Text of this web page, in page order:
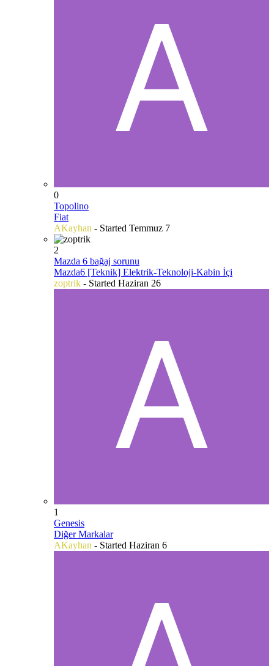
0
Topolino
Fiat
AKayhan - Started Temmuz 7
2
Mazda 6 bağaj sorunu
Mazda6 [Teknik] Elektrik-Teknoloji-Kabin İçi
zoptrik - Started Haziran 26
1
Genesis
Diğer Markalar
AKayhan - Started Haziran 6